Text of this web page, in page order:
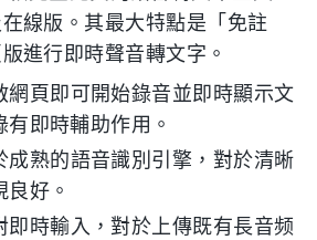
線版。其最大特點是「免註
進行即時聲音轉文字。
網頁即可開始錄音並即時顯示文
即時輔助作用。
成熟的語音識別引擎，對於清晰
好。
即時輸入，對於上傳既有長音频